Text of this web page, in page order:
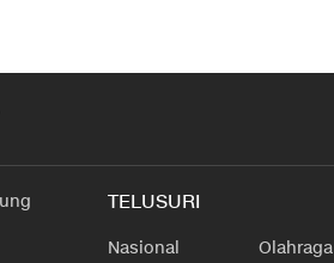
TELUSURI
Nasional Olahraga